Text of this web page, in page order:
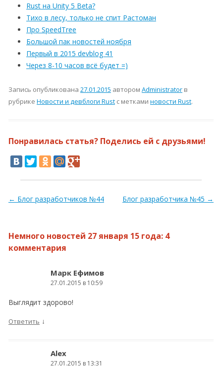
Rust на Unity 5 Beta?
Тихо в лесу, только не спит Растоман
Про SpeedTree
Большой пак новостей ноября
Первый в 2015 devblog 41
Через 8-10 часов всё будет =)
Запись опубликована 27.01.2015 автором Administrator в
рубрике Новости и девблоги Rust с метками новости Rust.
Понравилась статья? Поделись ей с друзьями!
Навигация по записям
← Блог разработчиков №44 Блог разработчика №45 →
Немного новостей 27 января 15 года: 4
комментария
Марк Ефимов
27.01.2015 в 10:59
Выглядит здорово!
Ответить ↓
Alex
27.01.2015 в 13:31